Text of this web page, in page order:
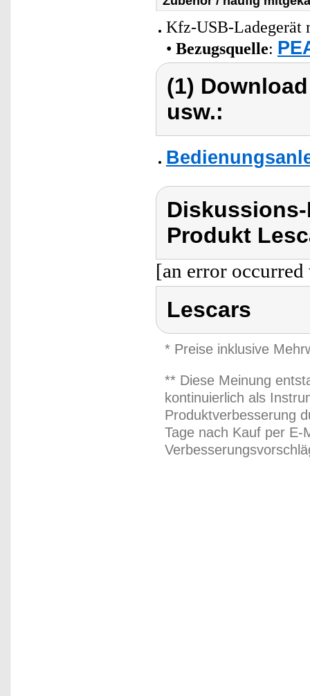
Kfz-USB-Ladegerät
• Bezugsquelle:
(1)
usw.:
Produkt
[an error
Lescars
* Preise inklusive
** Diese Meinung
kontinuierlich als
Produktverbesserung
Tage nach Kauf per E-